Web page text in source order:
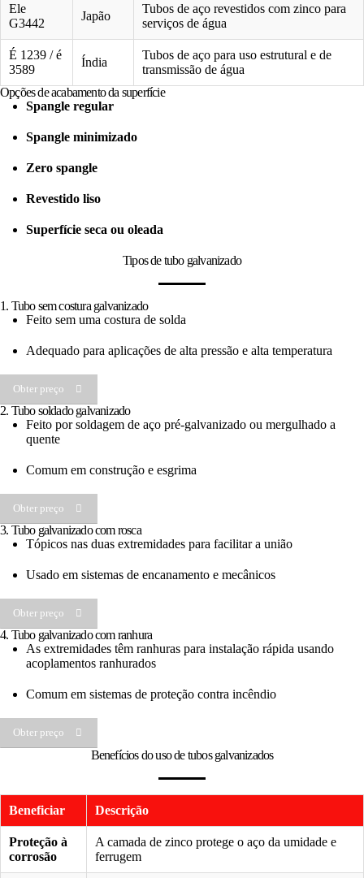
Ele
G3442
Japão
Tubos de aço revestidos com zinco para
serviços de água
É 1239 / é
3589
Índia
Tubos de aço para uso estrutural e de
transmissão de água
Opções de acabamento da superfície
Spangle regular
Spangle minimizado
Zero spangle
Revestido liso
Superfície seca ou oleada
Tipos de tubo galvanizado
1. Tubo sem costura galvanizado
Feito sem uma costura de solda
Adequado para aplicações de alta pressão e alta temperatura
Obter preço
2. Tubo soldado galvanizado
Feito por soldagem de aço pré-galvanizado ou mergulhado a
quente
Comum em construção e esgrima
Obter preço
3. Tubo galvanizado com rosca
Tópicos nas duas extremidades para facilitar a união
Usado em sistemas de encanamento e mecânicos
Obter preço
4. Tubo galvanizado com ranhura
As extremidades têm ranhuras para instalação rápida usando
acoplamentos ranhurados
Comum em sistemas de proteção contra incêndio
Obter preço
Benefícios do uso de tubos galvanizados
Beneficiar Descrição
Proteção à
corrosão
A camada de zinco protege o aço da umidade e
ferrugem